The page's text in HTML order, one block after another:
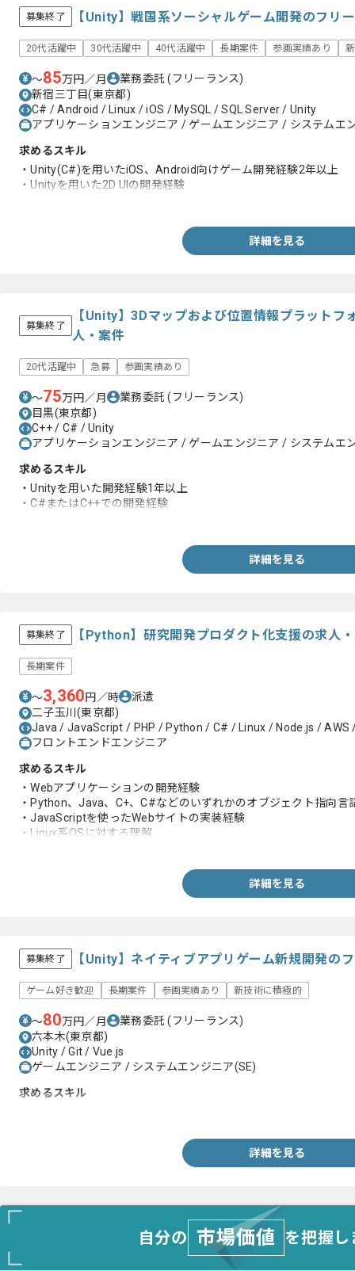
募集終了 【Unity】戦国系ソーシャルゲーム開発のフリ
20代活躍中 30代活躍中 40代活躍中 長期案件 参画実績あり
〜85万円／月 業務委託(フリーランス)
新宿三丁目(東京都)
C# / Android / Linux / iOS / MySQL / SQL Server / Unity
アプリケーションエンジニア / ゲームエンジニア / システムエ
求めるスキル
・Unity(C#)を用いたiOS、Android向けゲーム開発経験2年以上
・Unityを用いた2D UIの開発経験
詳細を見る
募集終了
【Unity】3Dマップおよび位置情報プラットフ
人・案件
20代活躍中 急募 参画実績あり
〜75万円／月 業務委託(フリーランス)
目黒(東京都)
C++ / C# / Unity
アプリケーションエンジニア / ゲームエンジニア / システムエ
求めるスキル
・Unityを用いた開発経験1年以上
・C#またはC++での開発経験
詳細を見る
募集終了 【Python】研究開発プロダクト化支援の求人
長期案件
〜3,360円／時
派遣
二子玉川(東京都)
Java / JavaScript / PHP / Python / C# / Linux / Node.js / AWS
フロントエンドエンジニア
求めるスキル
・Webアプリケーションの開発経験
・Python、Java、C+、C#などのいずれかのオブジェクト指向言
・JavaScriptを使ったWebサイトの実装経験
・Linux系OSに対する理解
・日本語での技術的な会話ができること
・日常会話レベルの英語に抵抗がないこと
詳細を見る
募集終了 【Unity】ネイティブアプリゲーム新規開発の
ゲーム好き歓迎 長期案件 参画実績あり 新技術に積極的
〜80万円／月 業務委託(フリーランス)
六本木(東京都)
Unity / Git / Vue.js
ゲームエンジニア / システムエンジニア(SE)
求めるスキル
詳細を見る
自分の 市場価値 を把握